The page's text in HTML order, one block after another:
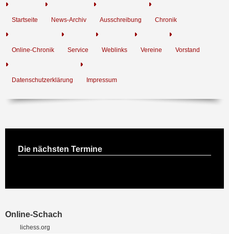
Startseite News-Archiv Ausschreibung Chronik
Online-Chronik Service Weblinks Vereine Vorstand
Datenschutzerklärung Impressum
Die nächsten Termine
Online-Schach
lichess.org